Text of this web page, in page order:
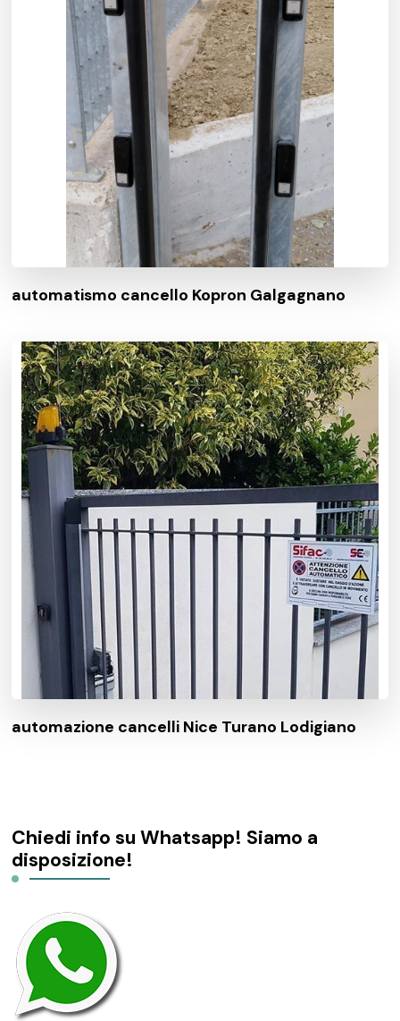
automatismo cancello Kopron Galgagnano
automazione cancelli Nice Turano Lodigiano
Chiedi info su Whatsapp! Siamo a
disposizione!